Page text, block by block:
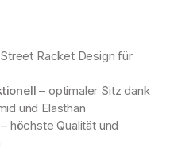
Racket Design für
– optimaler Sitz dank
und Elasthan
– höchste Qualität und